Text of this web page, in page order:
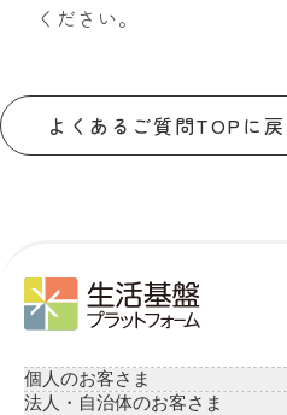
ください。
よくあるご質問TOPに戻
個人のお客さま
法人・自治体のお客さま